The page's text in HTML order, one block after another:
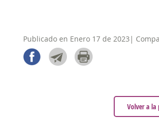
Publicado en Enero 17 de 2023|
Volver a